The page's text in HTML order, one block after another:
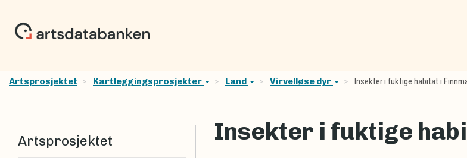
Artsprosjektet Kartleggingsprosjekter Land Virvelløse dyr Insekter i fuktige habitat i
Insekter i fuktige
Artsprosjektet